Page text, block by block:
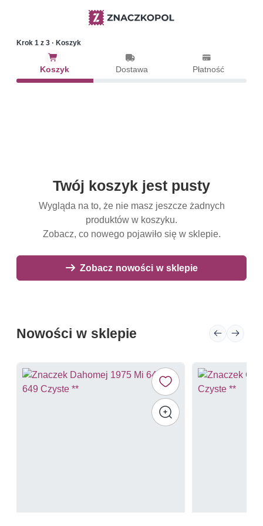
Krok 1 z 3 · Koszyk
Koszyk Dostawa Płatność
Twój koszyk jest pusty
Wygląda na to, że nie masz jeszcze żadnych
produktów w koszyku.
Zobacz, co nowego pojawiło się w sklepie.
Zobacz nowości w sklepie
Nowości w sklepie